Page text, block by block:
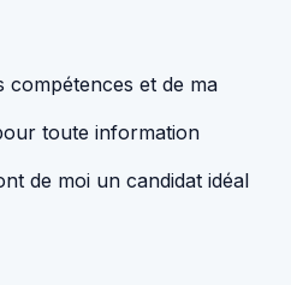
et de ma
toute information
de moi un candidat idéal